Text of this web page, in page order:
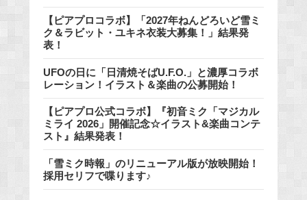
【ピアプロコラボ】「2027年ねんどろいど雪ミ
ク＆ラビット・ユキネ衣装大募集！」結果発
表！
UFOの日に「日清焼そばU.F.O.」と濃厚コラボ
レーション！イラスト＆楽曲の公募開始！
【ピアプロ公式コラボ】『初音ミク「マジカル
ミライ 2026」開催記念☆イラスト&楽曲コンテ
スト』結果発表！
「雪ミク時報」のリニューアル版が放映開始！
採用セリフで喋ります♪